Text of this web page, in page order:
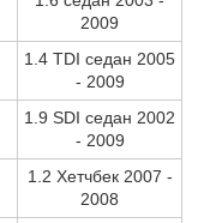
2009
1.4 TDI седан 2005
- 2009
1.9 SDI седан 2002
- 2009
1.2 Хетчбек 2007 -
2008